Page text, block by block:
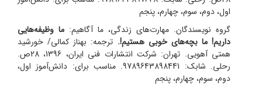
اول، دوم، سوم، چهارم، پنجم
گروه نویسندگان. مهارت‌های زندگی، ما آگاهیم: ما وظیفه‌هایی
داریم! ما بچه‌های خوبی هستیم!. ترجمه: بهناز کمالی/ خورشید
همتی آهویی.
تهران: شرکت انتشارات فنی ایران، 1396، 28ص.
رحلی. شابک: 9789643898441. مناسب برای: دانش‌آموز اول،
دوم، سوم، چهارم، پنجم